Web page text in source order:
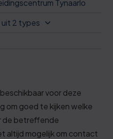
Tynaarlo
uit 2 types
voor deze
om goed te kijken welke
de betreffende
altijd mogelijk om contact